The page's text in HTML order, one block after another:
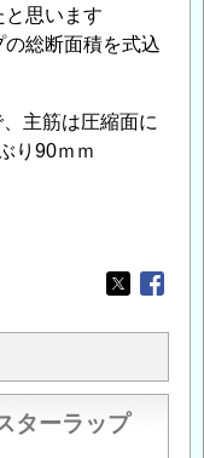
思います
総断面積を式込
主筋は圧縮面に
り90ｍｍ
Opens in
ターラップ